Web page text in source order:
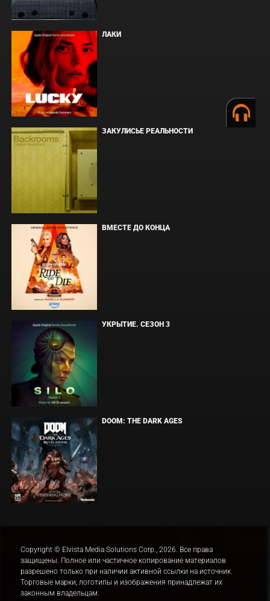
ЛАКИ
ЗАКУЛИСЬЕ РЕАЛЬНОСТИ
ВМЕСТЕ ДО КОНЦА
УКРЫТИЕ. СЕЗОН 3
DOOM: THE DARK AGES
Copyright © Elvista Media Solutions Corp., 2026. Все права
защищены. Полное или частичное копирование материалов
разрешено только при наличии активной ссылки на источник.
Торговые марки, логотипы и изображения принадлежат их
законным владельцам.